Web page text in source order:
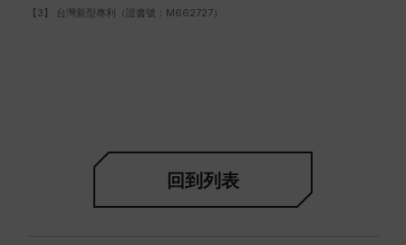
【3】 台灣新型專利（證書號：M662727）
回到列表